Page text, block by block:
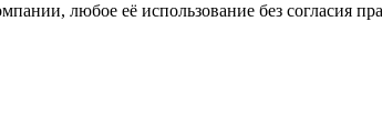
любое её использование без согласия